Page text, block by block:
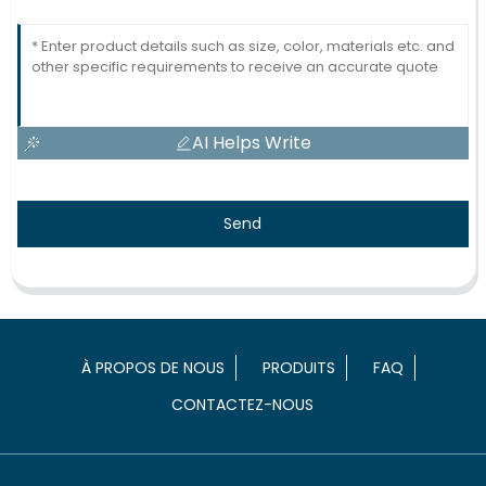
AI Helps Write
Send
À PROPOS DE NOUS PRODUITS
FAQ
CONTACTEZ-NOUS